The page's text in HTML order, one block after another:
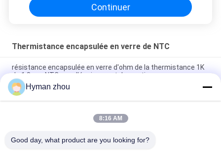
Continuer
Thermistance encapsulée en verre de NTC
résistance encapsulée en verre d'ohm de la thermistance 1K
de 1.8mm NTC pour l'équipement domestique
thermistance de Ntc de l'ohm 100k, anti corrosif encapsulé en
verre de thermistance
haute température encapsulée en verre d'ohm de la
Hyman zhou
8:16 AM
Good day, what product are you looking for?